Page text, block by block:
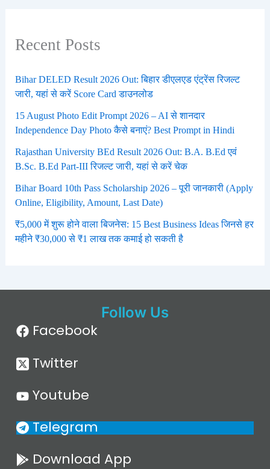
Recent Posts
Bihar DELED Result 2026 Out: बिहार डीएलएड एंट्रेंस रिजल्ट
जारी, यहां से करें Score Card डाउनलोड
15 August Photo Edit Prompt 2026 – AI से शानदार
Independence Day Photo कैसे बनाएं? Best Prompt in Hindi
Rajasthan University BEd Result 2026 Out: B.A. B.Ed एवं
B.Sc. B.Ed Part-III रिजल्ट जारी, यहां से करें चेक
Bihar Board 10th Pass Scholarship 2026 – पूरी जानकारी (Apply
Online, Eligibility, Amount, Last Date)
₹5,000 में शुरू होने वाला बिजनेस: 15 Best Business Ideas जिनसे हर
महीने ₹30,000 से ₹1 लाख तक कमाई हो सकती है
Follow Us
Facebook
Twitter
Youtube
Telegram
Download App